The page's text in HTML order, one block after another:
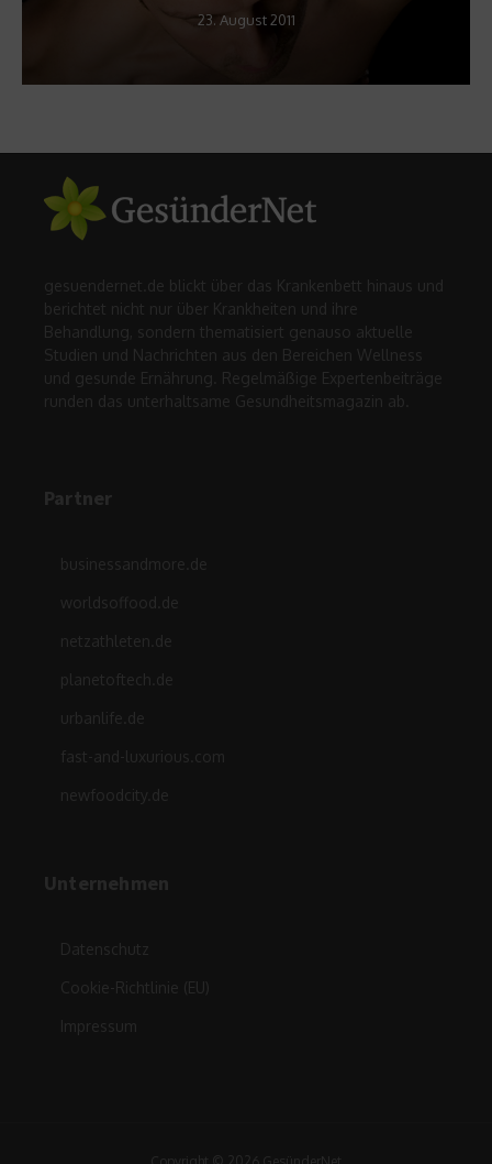
23. August 2011
gesuendernet.de blickt über das Krankenbett hinaus und
berichtet nicht nur über Krankheiten und ihre
Behandlung, sondern thematisiert genauso aktuelle
Studien und Nachrichten aus den Bereichen Wellness
und gesunde Ernährung. Regelmäßige Expertenbeiträge
runden das unterhaltsame Gesundheitsmagazin ab.
Partner
businessandmore.de
worldsoffood.de
netzathleten.de
planetoftech.de
urbanlife.de
fast-and-luxurious.com
newfoodcity.de
Unternehmen
Datenschutz
Cookie-Richtlinie (EU)
Impressum